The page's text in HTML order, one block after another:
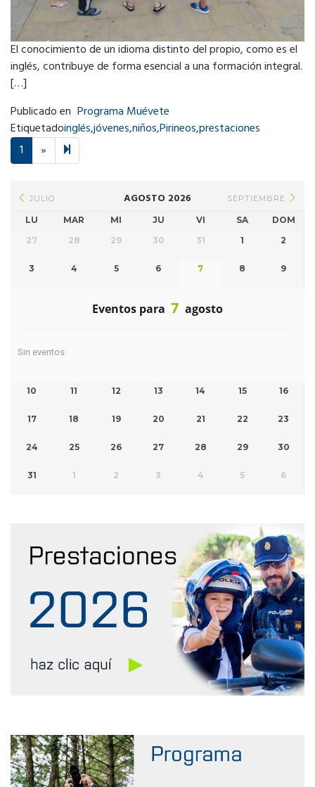
El conocimiento de un idioma distinto del propio, como es el
inglés, contribuye de forma esencial a una formación integral.
[…]
Publicado en Programa Muévete
Etiquetadoinglés,jóvenes,niños,Pirineos,prestaciones
1
» Next
page
2
JULIO AGOSTO 2026 SEPTIEMBRE
LU MAR MI JU VI SA
DOM
27
28 29 30 31 1 2
3 4 5 6 7 8 9
Eventos para 7 agosto
Sin eventos
10 11 12 13 14 15 16
17 18 19 20 21 22 23
24 25 26 27 28 29 30
31 1 2 3 4 5 6